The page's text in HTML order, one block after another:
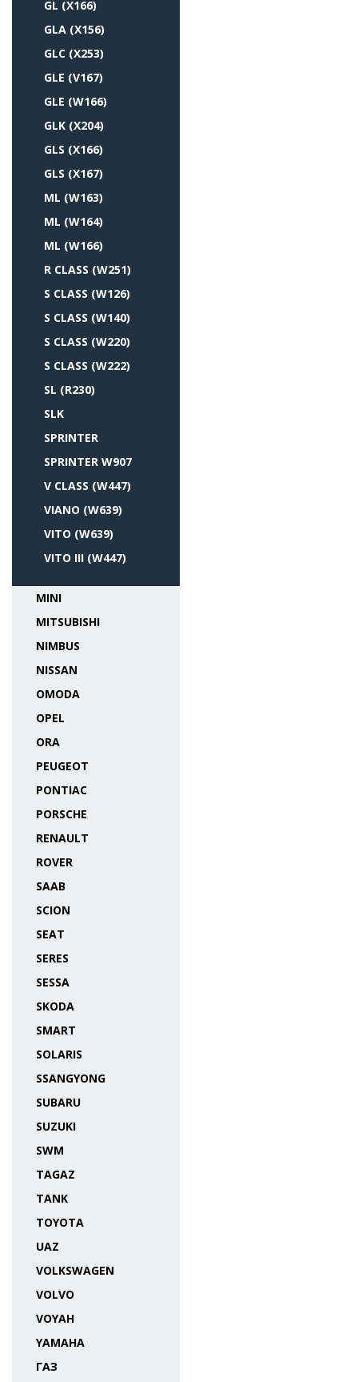
GL (X166)
GLA (X156)
GLC (X253)
GLE (V167)
GLE (W166)
GLK (X204)
GLS (X166)
GLS (X167)
ML (W163)
ML (W164)
ML (W166)
R CLASS (W251)
S CLASS (W126)
S CLASS (W140)
S CLASS (W220)
S CLASS (W222)
SL (R230)
SLK
SPRINTER
SPRINTER W907
V CLASS (W447)
VIANO (W639)
VITO (W639)
VITO III (W447)
MINI
MITSUBISHI
NIMBUS
NISSAN
OMODA
OPEL
ORA
PEUGEOT
PONTIAC
PORSCHE
RENAULT
ROVER
SAAB
SCION
SEAT
SERES
SESSA
SKODA
SMART
SOLARIS
SSANGYONG
SUBARU
SUZUKI
SWM
TAGAZ
TANK
TOYOTA
UAZ
VOLKSWAGEN
VOLVO
VOYAH
YAMAHA
ГАЗ